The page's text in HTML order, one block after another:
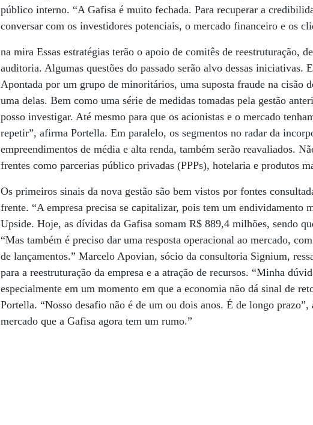
público interno. “A Gafisa é muito fechada. Para recuperar a
conversar com os investidores potenciais, o mercado financeiro e os
na mira Essas estratégias terão o apoio de comitês de reestruturação,
auditoria. Algumas questões do passado serão alvo dessas iniciativas.
Apontada por um grupo de minoritários, uma suposta fraude na cisão
uma delas. Bem como uma série de medidas tomadas pela gestão
posso investigar. Até mesmo para que os acionistas e o mercado
repetir”, afirma Portella. Em paralelo, os segmentos no radar da
empreendimentos de média e alta renda, também serão reavaliados.
frentes como parcerias público privadas (PPPs), hotelaria e produtos
Os primeiros sinais da nova gestão são bem vistos por fontes
frente. “A empresa precisa se capitalizar, pois tem um endividamento
Upside. Hoje, as dívidas da Gafisa somam R$ 889,4 milhões, sendo
“Mas também é preciso dar uma resposta operacional ao mercado,
de lançamentos.” Marcelo Apovian, sócio da consultoria Signium,
para a reestruturação da empresa e a atração de recursos. “Minha
especialmente em um momento em que a economia não dá sinal de
Portella. “Nosso desafio não é de um ou dois anos. É de longo
mercado que a Gafisa agora tem um rumo.”